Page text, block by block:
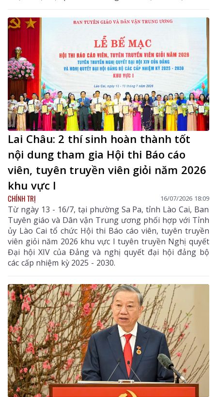
thành của toàn xã hội. Những kết quả bước đầu và
tình cảm, trách nhiệm của toàn Đảng, toàn dân, toàn
quân ta cũng như sự ủng hộ, phối hợp chí tình, chí
nghĩa của bạn bè quốc tế đã khẳng định tính nhân văn
sâu sắc, giá trị nhân đạo cao cả của chiến dịch.
Lai Châu: 2 thí sinh hoàn thành tốt
nội dung tham gia Hội thi Báo cáo
viên, tuyên truyền viên giỏi năm 2026
khu vực I
CHÍNH TRỊ 16/07/2026 18:09
Từ ngày 13 - 16/7, tại phường Sa Pa, tỉnh Lào Cai, Ban
Tuyên giáo và Dân vận Trung ương phối hợp với Tỉnh
ủy Lào Cai tổ chức Hội thi Báo cáo viên, tuyên truyền
viên giỏi năm 2026 khu vực I tuyên truyền Nghị quyết
Đại hội XIV của Đảng và nghị quyết đại hội đảng bộ
các cấp nhiệm kỳ 2025 - 2030.